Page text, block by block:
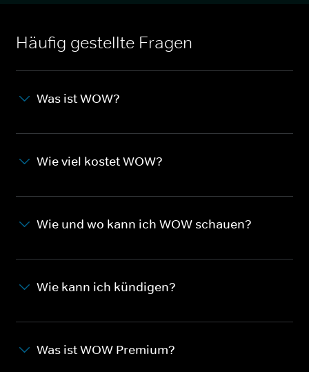
Häufig gestellte Fragen
Was ist WOW?
Wie viel kostet WOW?
Wie und wo kann ich WOW schauen?
Wie kann ich kündigen?
Was ist WOW Premium?